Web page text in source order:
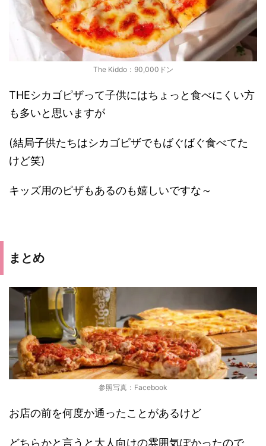
The Kiddo：90,000ドン
THEシカゴピザって子供にはちょっと食べにくい方
も多いと思いますが
(結局子供たちはシカゴピザでもばぐばぐ食べてた
けど笑)
キッズ用のピザもあるのも嬉しいですな～
まとめ
参照写真：Facebook
お店の前を何度か通ったことがあるけど
どちらかと言うと大人向けの雰囲気ぽかったので